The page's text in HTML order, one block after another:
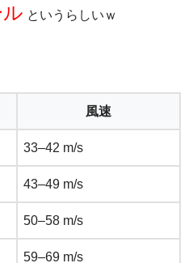
というらしいｗ
風速
33–42 m/s
43–49 m/s
50–58 m/s
59–69 m/s